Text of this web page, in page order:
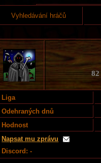
Vyhledávání hráčů
82
Liga
Odehraných dnů
Hodnost
Napsat mu zprávu
Discord: -